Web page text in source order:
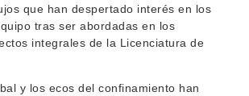
que han despertado interés en los
tras ser abordadas en los
integrales de la Licenciatura de
y los ecos del confinamiento han